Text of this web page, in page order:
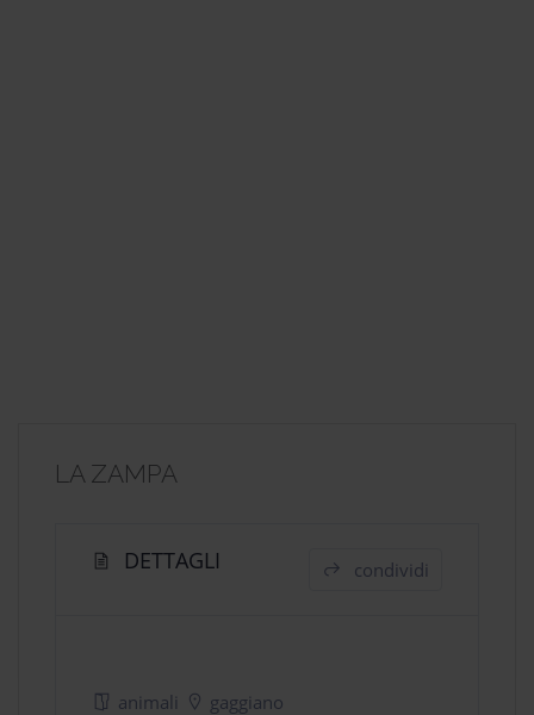
LA ZAMPA
DETTAGLI condividi
animali gaggiano